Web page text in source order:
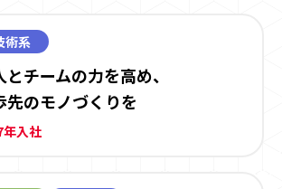
術系
とチームの力を高め、
先のモノづくりを
年入社